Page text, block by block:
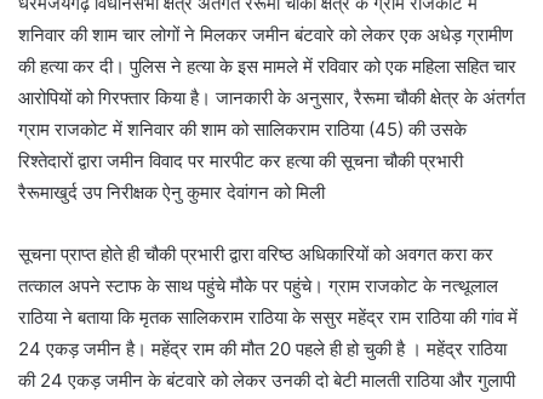
शनिवार की शाम चार लोगों ने मिलकर जमीन बंटवारे को लेकर एक अधेड़ ग्रामीण
की हत्या कर दी। पुलिस ने हत्या के इस मामले में रविवार को एक महिला सहित चार
आरोपियों को गिरफ्तार किया है। जानकारी के अनुसार, रैरूमा चौकी क्षेत्र के अंतर्गत
ग्राम राजकोट में शनिवार की शाम को सालिकराम राठिया (45) की उसके
रिश्तेदारों द्वारा जमीन विवाद पर मारपीट कर हत्या की सूचना चौकी प्रभारी
रैरूमाखुर्द उप निरीक्षक ऐनु कुमार देवांगन को मिली
सूचना प्राप्त होते ही चौकी प्रभारी द्वारा वरिष्ठ अधिकारियों को अवगत करा कर
तत्काल अपने स्टाफ के साथ पहुंचे मौके पर पहुंचे। ग्राम राजकोट के नत्थूलाल
राठिया ने बताया कि मृतक सालिकराम राठिया के ससुर महेंद्र राम राठिया की गांव में
24 एकड़ जमीन है। महेंद्र राम की मौत 20 पहले ही हो चुकी है । महेंद्र राठिया
की 24 एकड़ जमीन के बंटवारे को लेकर उनकी दो बेटी मालती राठिया और गुलापी